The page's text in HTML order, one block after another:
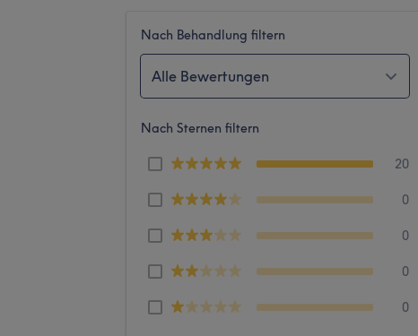
Nach Behandlung filtern
Alle Bewertungen
Nach Sternen filtern
20
0
0
0
0